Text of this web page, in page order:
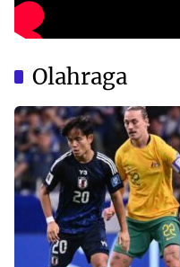
Olahraga